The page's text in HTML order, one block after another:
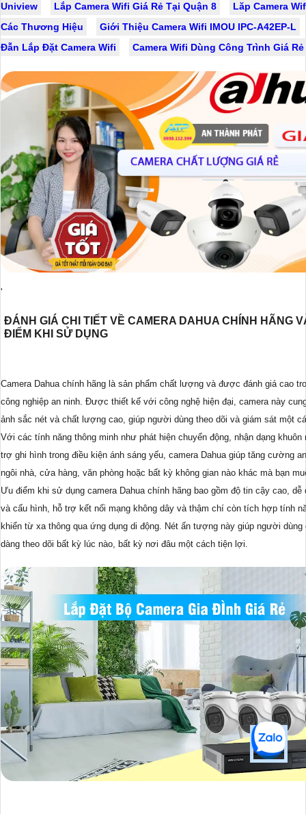
Uniview
Lắp Camera Wifi Giá Rẻ Tại Quận 8
Lăp Camera
Các Thương Hiệu
Giới Thiệu Camera Wifi IMOU IPC-A42EP-L
Đẫn Lắp Đặt Camera Wifi
Camera Wifi Dùng Công Trình Giá Rẻ
'
ĐÁNH GIÁ CHI TIẾT VỀ CAMERA DAHUA CHÍNH HÃNG
ĐIỂM KHI SỬ DỤNG
Camera Dahua chính hãng là sản phẩm chất lượng và được đánh giá cao
công nghiệp an ninh. Được thiết kế với công nghệ hiện đại, camera này
ảnh sắc nét và chất lượng cao, giúp người dùng theo dõi và giám sát một
Với các tính năng thông minh như phát hiện chuyển động, nhận dạng khuôn
trợ ghi hình trong điều kiện ánh sáng yếu, camera Dahua giúp tăng cường
ngôi nhà, cửa hàng, văn phòng hoặc bất kỳ không gian nào khác mà bạn
Ưu điểm khi sử dụng camera Dahua chính hãng bao gồm độ tin cậy cao, dễ
và cấu hình, hỗ trợ kết nối mạng không dây và thậm chí còn tích hợp tính
khiển từ xa thông qua ứng dụng di động. Nét ấn tượng này giúp người dùng
dàng theo dõi bất kỳ lúc nào, bất kỳ nơi đâu một cách tiện lợi.